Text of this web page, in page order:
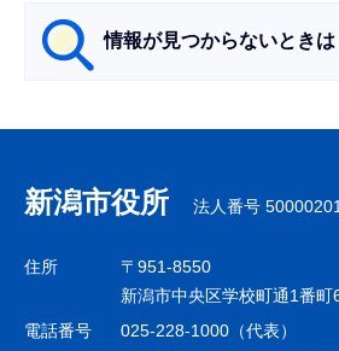
情報が見つからないときは
ナ
ビ
ゲ
シ
新潟市役所 法人番号
住所
〒951-8550
新潟市中央区学校町通1番町
電話番号
025-228-1000（代表）